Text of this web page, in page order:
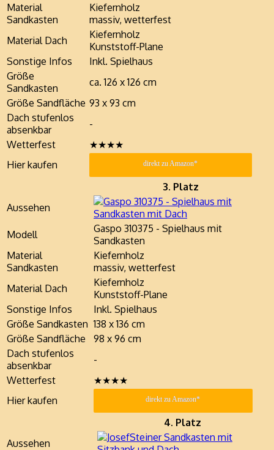
Material
Sandkasten
Kiefernholz
massiv, wetterfest
Material Dach
Kiefernholz
Kunststoff-Plane
Sonstige Infos
Inkl. Spielhaus
Größe
Sandkasten
ca. 126 x 126 cm
Größe Sandfläche 93 x 93 cm
Dach stufenlos
absenkbar
-
Wetterfest
★★★★
Hier kaufen
direkt zu Amazon*
3. Platz
Aussehen
Modell
Gaspo 310375 - Spielhaus mit
Sandkasten
Material
Sandkasten
Kiefernholz
massiv, wetterfest
Material Dach
Kiefernholz
Kunststoff-Plane
Sonstige Infos
Inkl. Spielhaus
Größe Sandkasten 138 x 136 cm
Größe Sandfläche
98 x 96 cm
Dach stufenlos
absenkbar
-
Wetterfest
★★★★
Hier kaufen
direkt zu Amazon*
4. Platz
Aussehen